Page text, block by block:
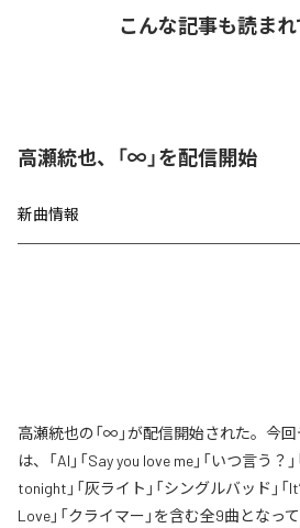
こんな記事も読ま
高瀬統也、「∞」を配信開始
新曲情報
高瀬統也の「∞」が配信開始された。今
は、「AI」「Say you love me」「いつ言う？
tonight」「灰ライト」「シングルバッド」「
Love」「クライマー」を含む全9曲となって